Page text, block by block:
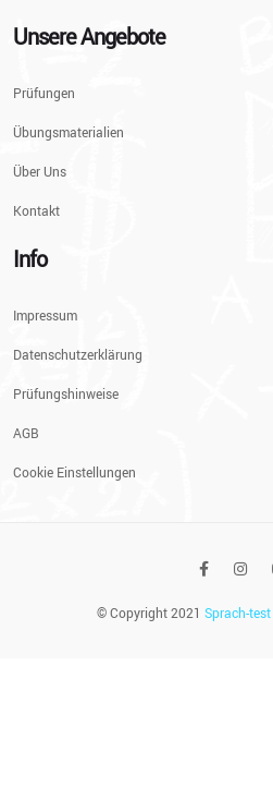
Unsere Angebote
Prüfungen
Übungsmaterialien
Über Uns
Kontakt
Info
Impressum
Datenschutzerklärung
Prüfungshinweise
AGB
Cookie Einstellungen
© Copyright 2021 Sprach-test